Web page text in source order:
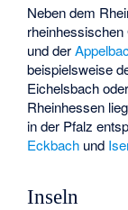
Neben dem
und der
beispielsweise
Eichelsbach
Rheinhessen
in der Pfalz
Eckbach und
Inseln